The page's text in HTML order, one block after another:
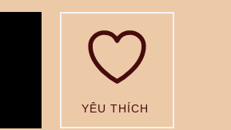
YÊU THÍCH